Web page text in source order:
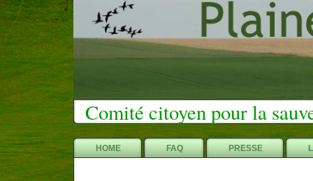
Comité citoyen pour la
HOME FAQ PRESSE